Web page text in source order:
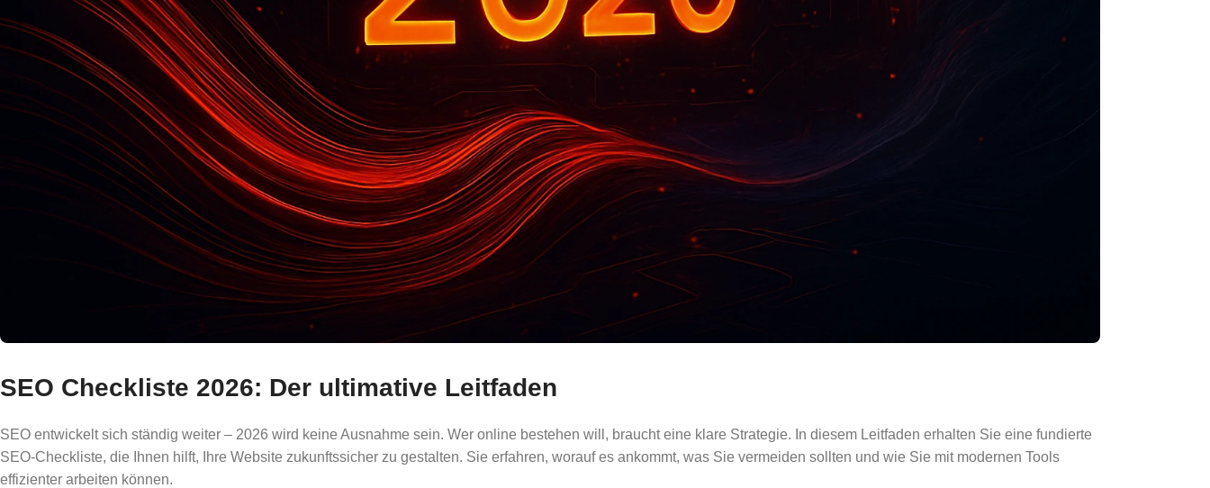
SEO Checkliste 2026: Der ultimative Leitfaden
SEO entwickelt sich ständig weiter – 2026 wird keine Ausnahme sein. Wer online bestehen will, braucht eine klare Strategie. In diesem Leitfaden erhalten Sie eine fundierte
SEO-Checkliste, die Ihnen hilft, Ihre Website zukunftssicher zu gestalten. Sie erfahren, worauf es ankommt, was Sie vermeiden sollten und wie Sie mit modernen Tools
effizienter arbeiten können.